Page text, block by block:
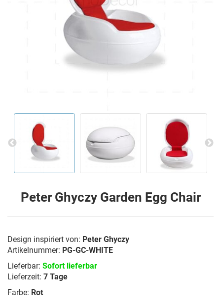
Peter Ghyczy Garden Egg Chair
Design inspiriert von: Peter Ghyczy
Artikelnummer: PG-GC-WHITE
Lieferbar: Sofort lieferbar
Lieferzeit: 7 Tage
Farbe: Rot